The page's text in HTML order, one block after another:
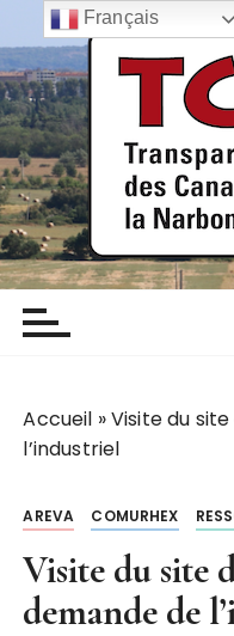
a
s
s
e
r
a
u
c
o TCNA
Transparence des
Accueil »Visite du
l’industriel
AREVA COMURHEX
Visite du site
demande de
Français